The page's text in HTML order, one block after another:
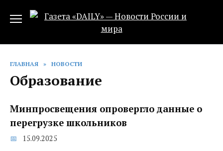
ГЛАВНАЯ » НОВОСТИ
Образование
Минпросвещения опровергло данные о
перегрузке школьников
15.09.2025